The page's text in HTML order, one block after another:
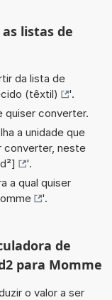
listas de
da lista de
(têxtil)
'.
quiser converter.
a unidade que
converter, neste
'.
a qual quiser
'.
de
para Momme
o valor a ser